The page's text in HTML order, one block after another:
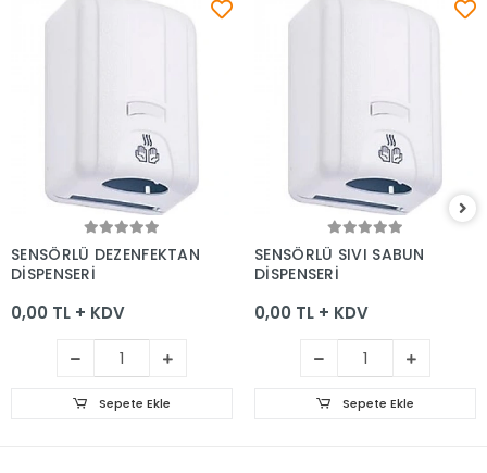
SENSÖRLÜ DEZENFEKTAN
DİSPENSERİ
0,00 TL + KDV
Sepete Ekle
SENSÖRLÜ SIVI SABUN
DİSPENSERİ
0,00 TL + KDV
Sepete Ekle